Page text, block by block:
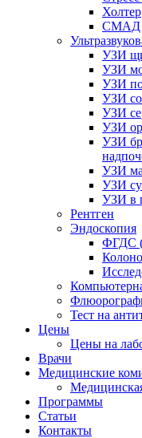
Холтер
СМАД
УЗИ
УЗИ
УЗИ
УЗИ
УЗИ
УЗИ
УЗИ
УЗИ
УЗИ
УЗИ в
Рентген
Эндоскопия
ФГДС
Тест на
Цены
Цены на
Врачи
Медицинские
Программы
Статьи
Контакты